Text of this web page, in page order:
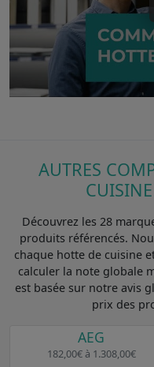
AUTRES
Découvrez les 28
produits référencés.
chaque hotte de cuisine
calculer la note globale
est basée sur notre avis
prix des
AEG
182,00€ à 1.308,00€